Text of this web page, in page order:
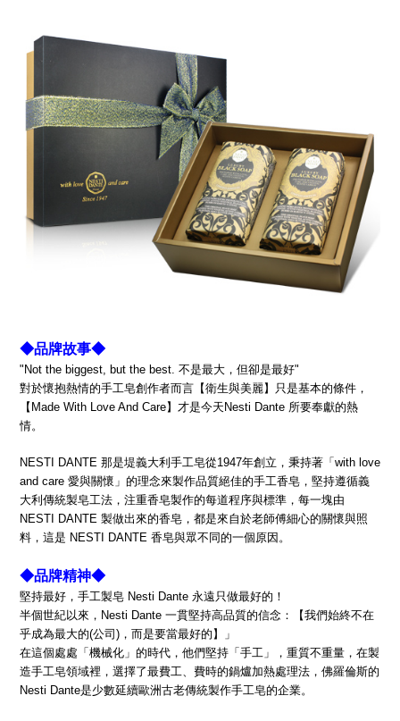
◆品牌故事◆
"Not the biggest, but the best. 不是最大，但卻是最好"
對於懷抱熱情的手工皂創作者而言【衛生與美麗】只是基本的條件，
【Made With Love And Care】才是今天Nesti Dante 所要奉獻的熱
情。
NESTI DANTE 那是堤義大利手工皂從1947年創立，秉持著「with love
and care 愛與關懷」的理念來製作品質絕佳的手工香皂，堅持遵循義
大利傳統製皂工法，注重香皂製作的每道程序與標準，每一塊由
NESTI DANTE 製做出來的香皂，都是來自於老師傅細心的關懷與照
料，這是 NESTI DANTE 香皂與眾不同的一個原因。
◆品牌精神◆
堅持最好，手工製皂 Nesti Dante 永遠只做最好的！
半個世紀以來，Nesti Dante 一貫堅持高品質的信念：【我們始終不在
乎成為最大的(公司)，而是要當最好的】」
在這個處處「機械化」的時代，他們堅持「手工」，重質不重量，在製
造手工皂領域裡，選擇了最費工、費時的鍋爐加熱處理法，佛羅倫斯的
Nesti Dante是少數延續歐洲古老傳統製作手工皂的企業。